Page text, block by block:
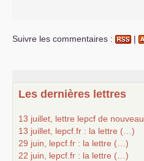
Suivre les commentaires : |
Les dernières lettres
13 juillet, lettre lepcf de nouveau
13 juillet, lepcf.fr : la lettre (…)
29 juin, lepcf.fr : la lettre (…)
22 juin, lepcf.fr : la lettre (…)